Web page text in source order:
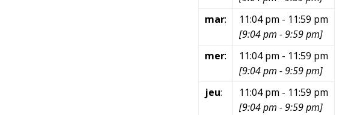
mar: 11:04 pm - 11:59 pm
[9:04 pm -9:59 pm]
mer: 11:04 pm - 11:59 pm
[9:04 pm -9:59 pm]
jeu: 11:04 pm - 11:59 pm
[9:04 pm -9:59 pm]